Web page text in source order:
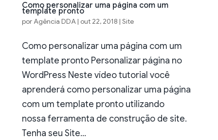
Como personalizar uma página com um
template pronto
porAgência DDA| out 22, 2018 | Site
Como personalizar uma página com um
template pronto Personalizar página no
WordPress Neste vídeo tutorial você
aprenderá como personalizar uma página
com um template pronto utilizando
nossa ferramenta de construção de site.
Tenha seu Site...